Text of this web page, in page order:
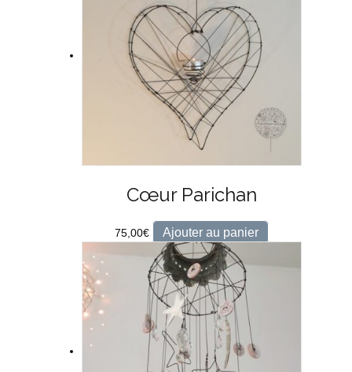
Cœur Parichan
75,00€ Ajouter au panier